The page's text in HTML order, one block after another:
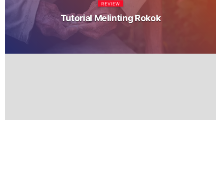
REVIEW
Tutorial Melinting Rokok